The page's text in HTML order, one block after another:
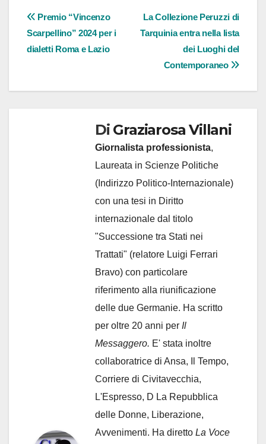
Navigazione
articoli
La Collezione Peruzzi di
Tarquinia entra nella lista
dei Luoghi del
Contemporaneo
Premio “Vincenzo
Scarpellino” 2024 per i
dialetti Roma e Lazio
Di Graziarosa Villani
Giornalista professionista,
Laureata in Scienze Politiche
(Indirizzo Politico-Internazionale)
con una tesi in Diritto
internazionale dal titolo
"Successione tra Stati nei
Trattati" (relatore Luigi Ferrari
Bravo) con particolare
riferimento alla riunificazione
delle due Germanie. Ha scritto
per oltre 20 anni per Il
Messaggero. E' stata inoltre
collaboratrice di Ansa, Il Tempo,
Corriere di Civitavecchia,
L'Espresso, D La Repubblica
delle Donne, Liberazione,
Avvenimenti. Ha diretto La Voce